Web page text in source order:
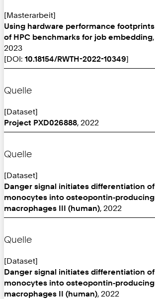
[Masterarbeit]
Using hardware performance footprints
of HPC benchmarks for job embedding,
2023
[DOI: 10.18154/RWTH-2022-10349]
Quelle
[Dataset]
Project PXD026888, 2022
Quelle
[Dataset]
Danger signal initiates differentiation of
monocytes into osteopontin‑producing
macrophages III (human), 2022
Quelle
[Dataset]
Danger signal initiates differentiation of
monocytes into osteopontin‑producing
macrophages II (human), 2022